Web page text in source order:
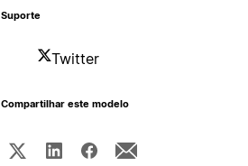
Suporte
Twitter
Compartilhar este modelo